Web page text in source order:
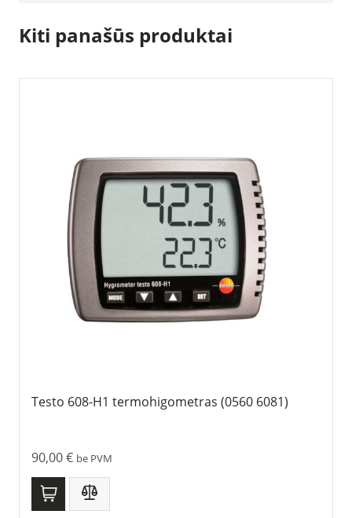
Kiti panašūs produktai
Testo 608-H1 termohigometras (0560 6081)
90,00€ be PVM